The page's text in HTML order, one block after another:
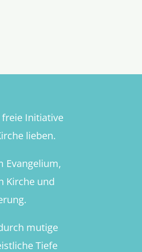
freie Initiative
lieben.
Evangelium,
Kirche und
mutige
Tiefe